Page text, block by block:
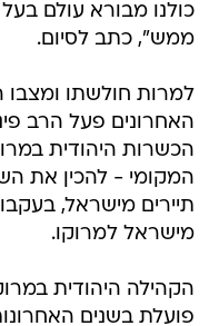
כולנו מבורא עולם
ממש", כתב לסיום.
למרות חולשתו ומצבו
האחרונים פעל הרב
הכשרות היהודית
המקומי - להכין את
תיירים מישראל,
מישראל למרוקו.
הקהילה היהודית
פועלת בשנים